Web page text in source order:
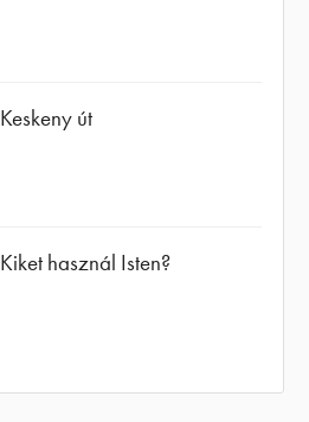
Keskeny út
Kiket használ Isten?